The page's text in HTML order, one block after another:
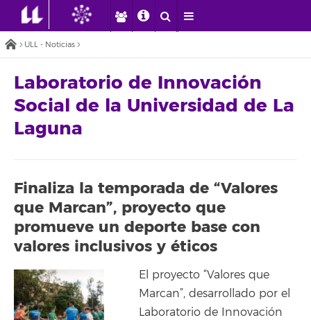
ULL - Noticias
Laboratorio de Innovación
Social de la Universidad de La
Laguna
Finaliza la temporada de “Valores
que Marcan”, proyecto que
promueve un deporte base con
valores inclusivos y éticos
El proyecto “Valores que
Marcan”, desarrollado por el
Laboratorio de Innovación